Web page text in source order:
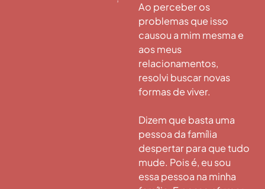
Ao perceber os
problemas que isso
causou a mim mesma e
aos meus
relacionamentos,
resolvi buscar novas
formas de viver.
Dizem que basta uma
pessoa da família
despertar para que tudo
mude. Pois é, eu sou
essa pessoa na minha